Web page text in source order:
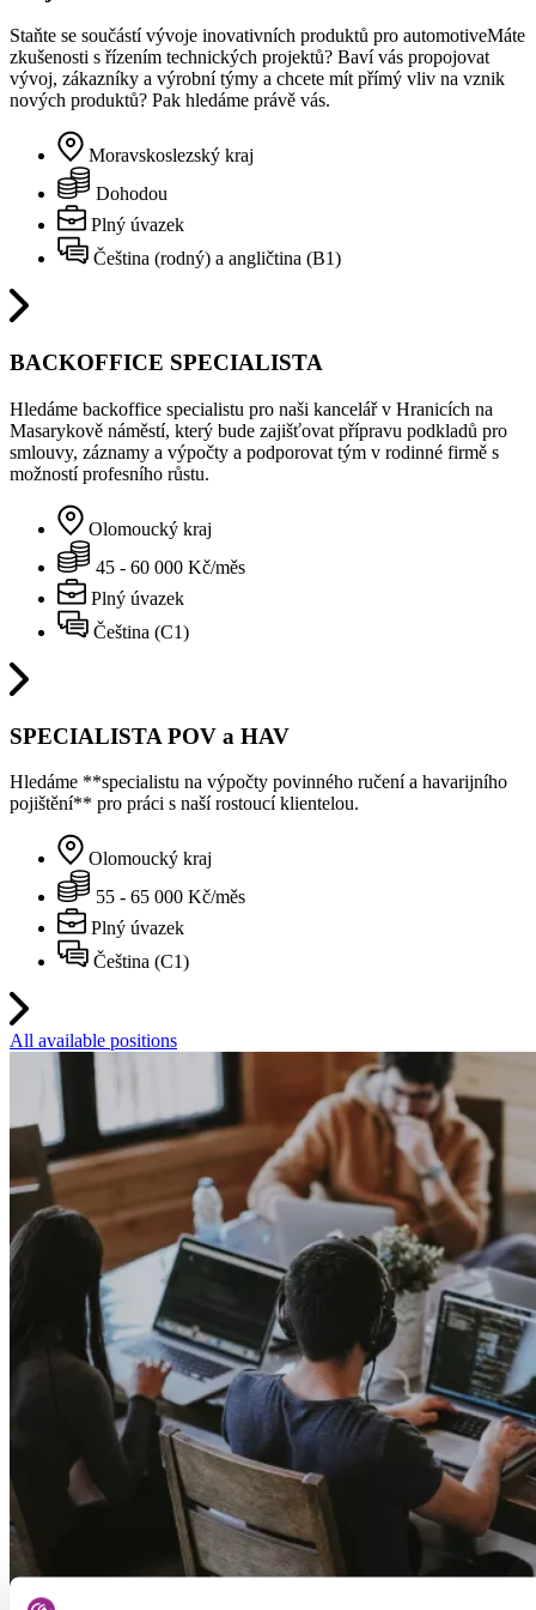
Staňte se součástí vývoje inovativních produktů pro automotiveMáte
zkušenosti s řízením technických projektů? Baví vás propojovat
vývoj, zákazníky a výrobní týmy a chcete mít přímý vliv na vznik
nových produktů? Pak hledáme právě vás.
Moravskoslezský kraj
Dohodou
Plný úvazek
Čeština (rodný) a angličtina (B1)
BACKOFFICE SPECIALISTA
Hledáme backoffice specialistu pro naši kancelář v Hranicích na
Masarykově náměstí, který bude zajišťovat přípravu podkladů pro
smlouvy, záznamy a výpočty a podporovat tým v rodinné firmě s
možností profesního růstu.
Olomoucký kraj
45 - 60 000 Kč/měs
Plný úvazek
Čeština (C1)
SPECIALISTA POV a HAV
Hledáme **specialistu na výpočty povinného ručení a havarijního
pojištění** pro práci s naší rostoucí klientelou.
Olomoucký kraj
55 - 65 000 Kč/měs
Plný úvazek
Čeština (C1)
All available positions